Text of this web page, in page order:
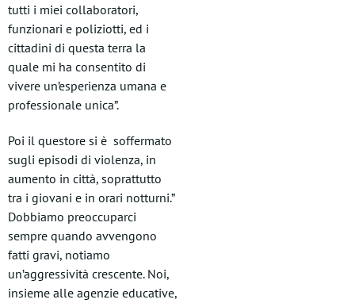
tutti i miei collaboratori,
funzionari e poliziotti, ed i
cittadini di questa terra la
quale mi ha consentito di
vivere un’esperienza umana e
professionale unica”.
Poi il questore si è soffermato
sugli episodi di violenza, in
aumento in città, soprattutto
tra i giovani e in orari notturni.”
Dobbiamo preoccuparci
sempre quando avvengono
fatti gravi, notiamo
un’aggressività crescente. Noi,
insieme alle agenzie educative,